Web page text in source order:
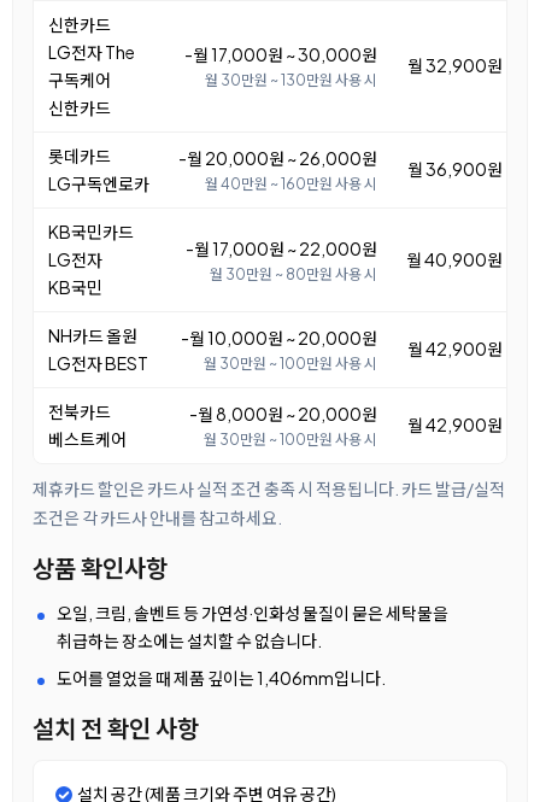
신한카드
LG전자 The
구독케어
신한카드
-월 17,000원 ~ 30,000원
월 30만원 ~ 130만원 사용 시
월 32,900원 ~
롯데카드
LG구독엔로카
-월 20,000원 ~ 26,000원
월 40만원 ~ 160만원 사용 시
월 36,900원 ~
KB국민카드
LG전자
KB국민
-월 17,000원 ~ 22,000원
월 30만원 ~ 80만원 사용 시
월 40,900원 ~
NH카드 올원
LG전자 BEST
-월 10,000원 ~ 20,000원
월 30만원 ~ 100만원 사용 시
월 42,900원 ~
전북카드
베스트케어
-월 8,000원 ~ 20,000원
월 30만원 ~ 100만원 사용 시
월 42,900원 ~
제휴카드 할인은 카드사 실적 조건 충족 시 적용됩니다. 카드 발급/실적
조건은 각 카드사 안내를 참고하세요.
상품 확인사항
오일, 크림, 솔벤트 등 가연성·인화성 물질이 묻은 세탁물을
취급하는 장소에는 설치할 수 없습니다.
도어를 열었을 때 제품 깊이는 1,406mm입니다.
설치 전 확인 사항
설치 공간 (제품 크기와 주변 여유 공간)